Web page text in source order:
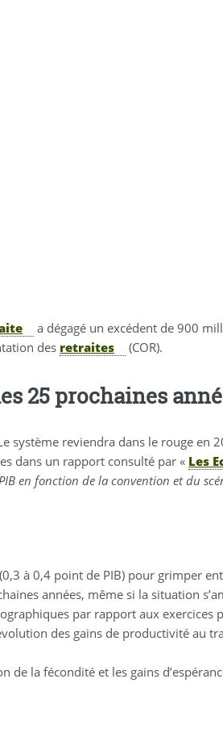
a dégagé un excédent de 900
des retraites (COR).
25 prochaines
système reviendra dans le rouge
dans un rapport consulté par « Les
en fonction de la convention et du
à 0,4 point de PIB) pour grimper
années, même si la situation
par rapport aux
des gains de productivité au
de la fécondité et les gains